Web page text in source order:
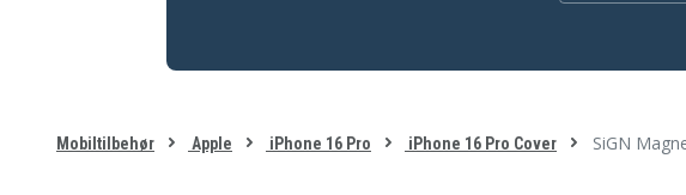
Mobiltilbehør Apple iPhone 16 Pro iPhone 16 Pro Cover SiGN